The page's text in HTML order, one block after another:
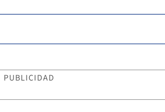
PUBLICIDAD